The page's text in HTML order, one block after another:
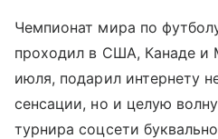
Чемпионат мира по
проходил в США, Канаде и
июля, подарил интернету
сенсации, но и целую
турнира соцсети